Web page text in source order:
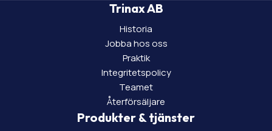
Trinax AB
Historia
Jobba hos oss
Praktik
Integritetspolicy
Teamet
Återförsäljare
Produkter & tjänster